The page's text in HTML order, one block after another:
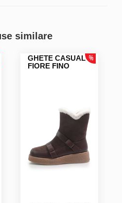
similare
GHETE CASUAL
FIORE FINO